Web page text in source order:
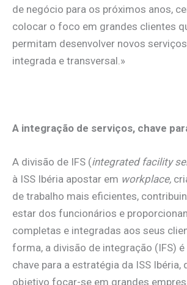
de negócio para os próximos anos,
colocar o foco em grandes clientes
permitam desenvolver novos
integrada e transversal.»
A integração de serviços, chave
A divisão de IFS (integrated facility
à ISS Ibéria apostar em workplace,
de trabalho mais eficientes,
estar dos funcionários e
completas e integradas aos seus
forma, a divisão de integração (IFS)
chave para a estratégia da ISS Ibéria,
objetivo focar-se em grandes